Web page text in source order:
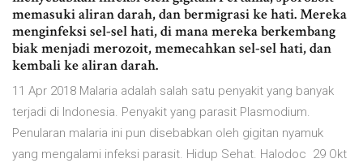
memasuki aliran darah, dan bermigrasi ke hati. Mereka
menginfeksi sel-sel hati, di mana mereka berkembang
biak menjadi merozoit, memecahkan sel-sel hati, dan
kembali ke aliran darah.
11 Apr 2018 Malaria adalah salah satu penyakit yang banyak
terjadi di Indonesia. Penyakit yang parasit Plasmodium.
Penularan malaria ini pun disebabkan oleh gigitan nyamuk
yang mengalami infeksi parasit. Hidup Sehat. Halodoc 29 Okt